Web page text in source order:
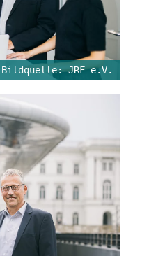
Bildquelle: JRF e.V.